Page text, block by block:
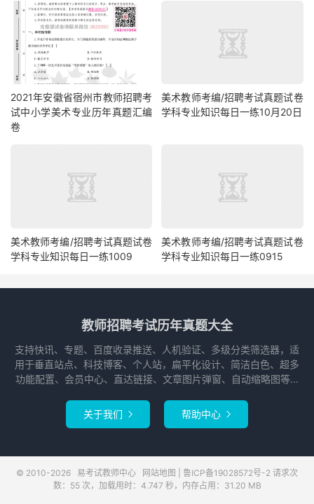
2021年安徽省宿州市教师招聘考
试中小学美术专业历年真题汇编
卷
美术教师考编/招聘考试真题试卷
学科专业知识每日一练10月20日
美术教师考编/招聘考试真题试卷
学科专业知识每日一练1009
美术教师考编/招聘考试真题试卷
学科专业知识每日一练0915
教师招聘考试历年真题大全
支持快讯、专题、百度收录推送、人机验证、多级分类筛选器，适
用于垂直站点、科技博客、个人站，扁平化设计、简洁白色、超多
功能配置、会员中心、直达链接、文章图片弹窗、自动缩略图等...
关于我们  帮助中心 
© 2010-2026 易考试教师中心 网站地图 鲁ICP备19028572号-2 请求次
数：55 次，加载用时：4.747 秒，内存占用：31.20 MB